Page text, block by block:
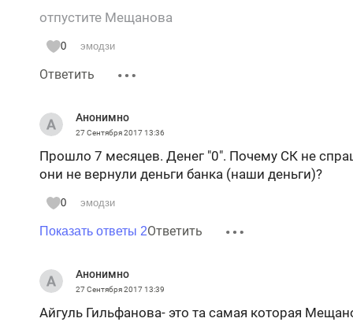
отпустите Мещанова
0 эмодзи
Ответить
Анонимно
27 Сентября 201713:36
Прошло 7 месяцев. Денег "0". Почему СК не
они не вернули деньги банка (наши деньги)?
0 эмодзи
Показать ответы 2Ответить
Анонимно
27 Сентября 201713:39
Айгуль Гильфанова- это та самая которая